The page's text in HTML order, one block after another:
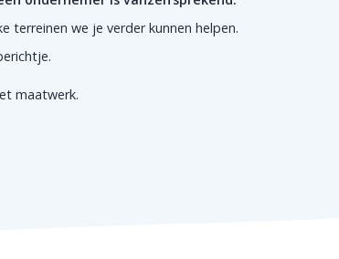
terreinen we je verder kunnen helpen.
maatwerk.